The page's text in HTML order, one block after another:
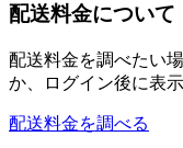
配送料金について
配送料金を調べたい
か、ログイン後に表示
配送料金を調べる